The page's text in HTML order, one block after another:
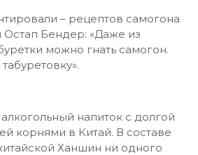
– рецептов самогона
Остап Бендер: «Даже из
можно гнать самогон.
напиток с долгой
корнями в Китай. В составе
Ханшин ни одного